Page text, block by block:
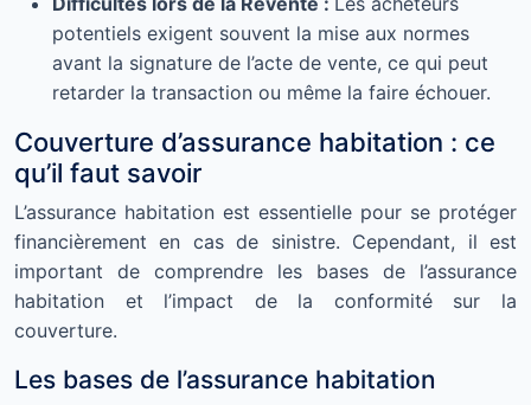
potentiels exigent souvent la mise aux normes
avant la signature de l’acte de vente, ce qui peut
retarder la transaction ou même la faire échouer.
Couverture d’assurance habitation : ce
qu’il faut savoir
L’assurance habitation est essentielle pour se protéger
financièrement en cas de sinistre. Cependant, il est
important de comprendre les bases de l’assurance
habitation et l’impact de la conformité sur la
couverture.
Les bases de l’assurance habitation